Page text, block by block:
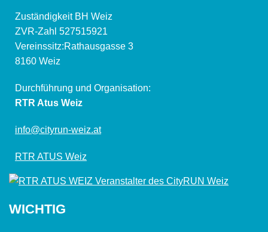
Zuständigkeit BH Weiz
ZVR-Zahl 527515921
Vereinssitz:Rathausgasse 3
8160 Weiz
Durchführung und Organisation:
RTR Atus Weiz
info@cityrun-weiz.at
RTR ATUS Weiz
WICHTIG